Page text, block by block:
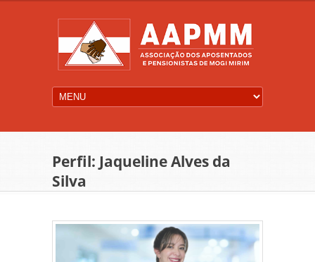
Perfil: Jaqueline Alves da
Silva